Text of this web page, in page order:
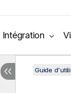
Intégration
Guide